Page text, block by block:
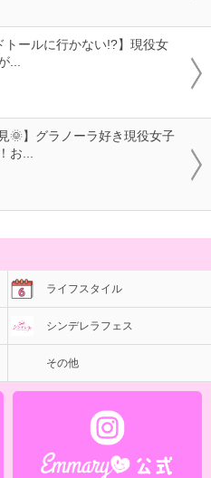
トールに行かない!?】現役女
...
🌞】グラノーラ好き現役女子
お...
ライフスタイル
シンデレラフェス
その他